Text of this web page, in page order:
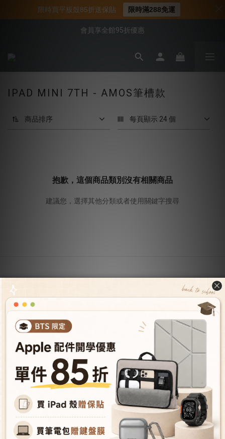
📍新客首購現折$50｜加入會員立即領取
📌年中下殺 手機殼3折起
會員享全館95折優惠
📍新客首購現折$50｜加入會員立即領取
IPAD MINI 7TH - AMOS筆槽款
商品排序 每頁顯示 24 個
抱歉，這個商品類別沒有相關商品
建議您，選擇其他分類或者使用關鍵字搜尋
關於JTLEGEND
會員推薦機制
成為經銷商
授權經銷據點
人才招募
購物與配送
限時買平板殼85折送保貼 限時滿288免運